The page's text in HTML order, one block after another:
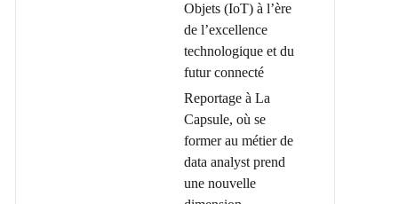
Objets (IoT) à l’ère
de l’excellence
technologique et du
futur connecté
Reportage à La
Capsule, où se
former au métier de
data analyst prend
une nouvelle